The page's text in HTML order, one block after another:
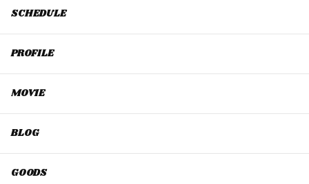
SCHEDULE
PROFILE
MOVIE
BLOG
GOODS